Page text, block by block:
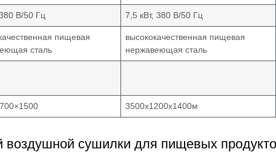
В/50 Гц 7,5 кВт, 380 В/50 Гц
пищевая
сталь
высококачественная пищевая
нержавеющая сталь
3500х1200х1400м
воздушной сушилки для пищевых